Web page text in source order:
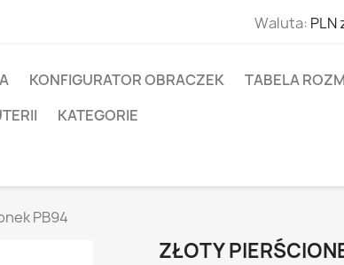
Waluta: PLN
KONFIGURATOR OBRACZEK
TABELA
KATEGORIE
PB94
ZŁOTY